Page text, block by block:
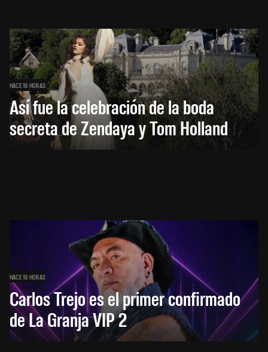
HACE 19 HORAS
Así fue la celebración de la boda
secreta de Zendaya y Tom Holland
HACE 19 HORAS
Carlos Trejo es el primer confirmado
de La Granja VIP 2